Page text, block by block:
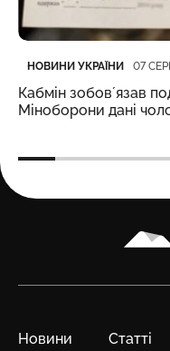
Категорія
НОВИНИ УКРАЇНИ
Дата публікації 07
Кабмін зобовʼязав
Міноборони дані
Новини Статті